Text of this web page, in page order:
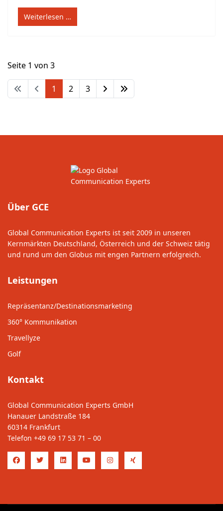
Weiterlesen …
Seite 1 von 3
1 2 3
Über GCE
Global Communication Experts ist seit 2009 in unseren
Kernmärkten Deutschland, Österreich und der Schweiz tätig
und rund um den Globus mit engen Partnern erfolgreich.
Leistungen
Repräsentanz/Destinationsmarketing
360° Kommunikation
Travellyze
Golf
Kontakt
Global Communication Experts GmbH
Hanauer Landstraße 184
60314 Frankfurt
Telefon +49 69 17 53 71 – 00